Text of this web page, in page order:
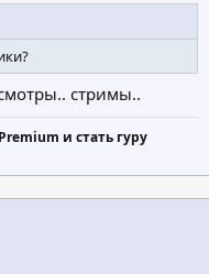
стримы..
и стать гуру